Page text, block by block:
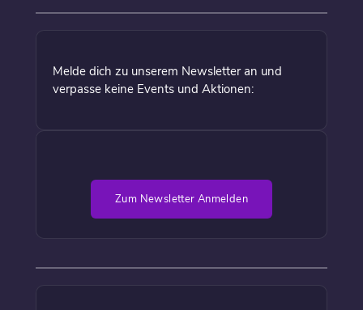
Melde dich zu unserem Newsletter an und
verpasse keine Events und Aktionen:
Zum Newsletter Anmelden